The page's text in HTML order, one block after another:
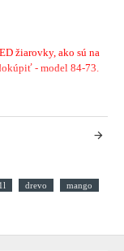
žiarovky, ako sú na
- model 84-73.
1l drevo mango